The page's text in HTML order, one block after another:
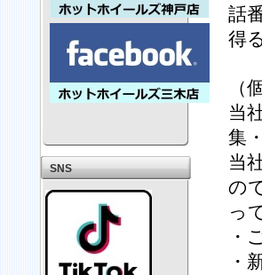
SNS
話
得
（
当
集
当
の
っ
・
・